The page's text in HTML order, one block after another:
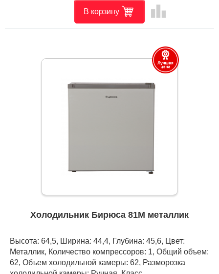
В корзину leaderboard
Холодильник Бирюса 81M металлик
Высота: 64,5, Ширина: 44,4, Глубина: 45,6, Цвет:
Металлик, Количество компрессоров: 1, Общий объем:
62, Объем холодильной камеры: 62, Разморозка